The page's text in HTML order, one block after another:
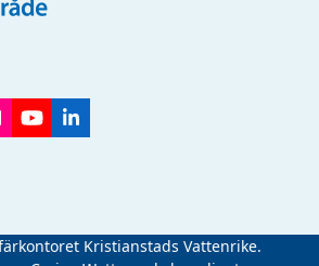
YouTubeLinkedIn
Kristianstads Vattenrike.